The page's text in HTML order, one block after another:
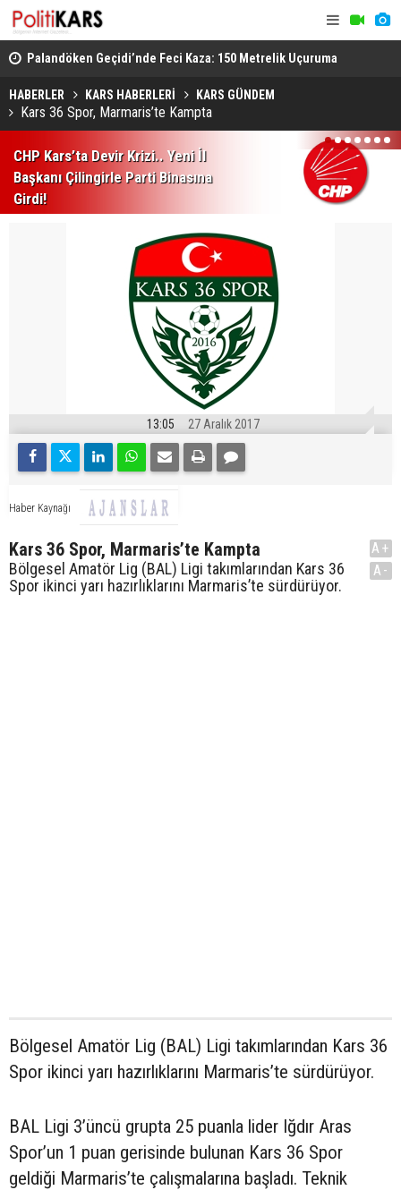
Palandöken Geçidi’nde Feci Kaza: 150 Metrelik Uçuruma
Yuvarlandı
HABERLER KARS HABERLERİ KARS GÜNDEM
Kars 36 Spor, Marmaris’te Kampta
CHP Kars’ta Devir Krizi.. Yeni İl
Başkanı Çilingirle Parti Binasına
Girdi!
1 2 3 4 5 6 7
13:05 27 Aralık 2017
Haber Kaynağı
Kars 36 Spor, Marmaris’te Kampta
Bölgesel Amatör Lig (BAL) Ligi takımlarından Kars 36
Spor ikinci yarı hazırlıklarını Marmaris’te sürdürüyor.
A+
A-
Bölgesel Amatör Lig (BAL) Ligi takımlarından Kars 36
Spor ikinci yarı hazırlıklarını Marmaris’te sürdürüyor.
BAL Ligi 3’üncü grupta 25 puanla lider Iğdır Aras
Spor’un 1 puan gerisinde bulunan Kars 36 Spor
geldiği Marmaris’te çalışmalarına başladı. Teknik